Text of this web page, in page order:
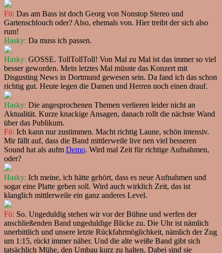
Fö: Das am Bass ist doch Georg von Nonstop Stereo und
Gartenschlouch oder? Also, ehemals von. Hier treibt der sich also
rum!
Hasky: Da muss ich passen.
Hasky: GOSSE. TollTollToll! Von Mal zu Mal ist das immer so viel
besser geworden. Mein letztes Mal müsste das Konzert mit
Disgusting News in Dortmund gewesen sein. Da fand ich das schon
richtig gut. Heute legen die Damen und Herren noch einen drauf.
Hasky: Die angesprochenen Themen verlieren leider nicht an
Aktualität. Kurze knackige Ansagen, danach rollt die nächste Wand
über das Publikum.
Fö: Ich kann nur zustimmen. Macht richtig Laune, schön intensiv.
Mir fällt auf, dass die Band mittlerweile live nen viel besseren
Sound hat als aufm Demo. Wird mal Zeit für richtige Aufnahmen,
oder?
Hasky: Ich meine, ich hätte gehört, dass es neue Aufnahmen und
sogar eine Platte geben soll. Wird auch wirklich Zeit, das ist
klanglich mittlerweile ein ganz anderes Level.
Fö: So. Ungeduldig stehen wir vor der Bühne und werfen der
anschließenden Band ungeduldige Blicke zu. Die Uhr ist nämlich
unerbittlich und unsere letzte Rückfahrmöglichkeit, nämlich der Zug
um 1:15, rückt immer näher. Und die alte weiße Band gibt sich
tatsächlich Mühe, den Umbau kurz zu halten. Dabei sind sie